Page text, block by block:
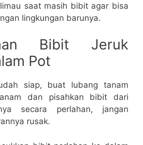
saat masih bibit agar bisa
lingkungan barunya.
Bibit Jeruk
Pot
siap, buat lubang tanam
dan pisahkan bibit dari
secara perlahan, jangan
rusak.